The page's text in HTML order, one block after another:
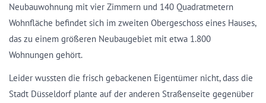
Neubauwohnung mit vier Zimmern und 140 Quadratmetern
Wohnfläche befindet sich im zweiten Obergeschoss eines Hauses,
das zu einem größeren Neubaugebiet mit etwa 1.800
Wohnungen gehört.
Leider wussten die frisch gebackenen Eigentümer nicht, dass die
Stadt Düsseldorf plante auf der anderen Straßenseite gegenüber